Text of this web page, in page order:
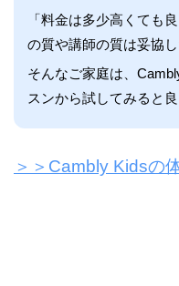
「料金は多少高くても
の質や講師の質は妥協し
そんなご家庭は、
スンから試してみると
＞＞Cambly Kidsの